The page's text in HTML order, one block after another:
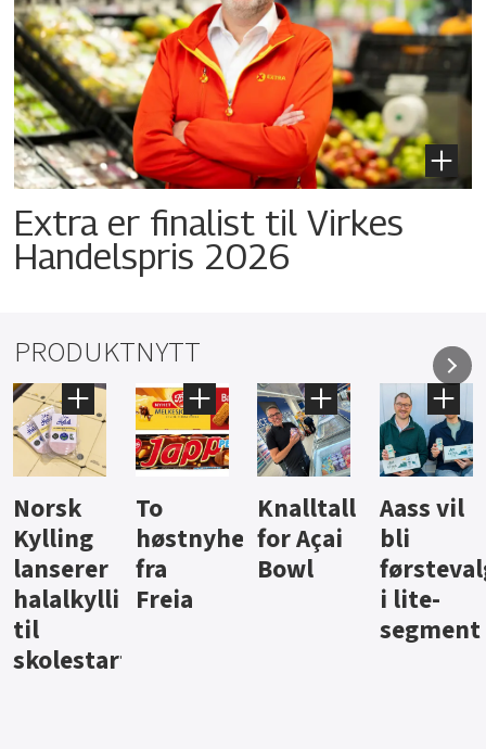
Extra er finalist til Virkes
Handelspris 2026
PRODUKTNYTT
Knalltall
for Açai
Bowl
Aass vil
bli
førstevalg
i lite-
Brus og
jus fra
Berentsen
Hard
iste fra
Hansa